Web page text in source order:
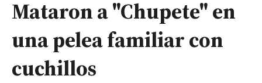
Mataron a "Chupete" en
una pelea familiar con
cuchillos